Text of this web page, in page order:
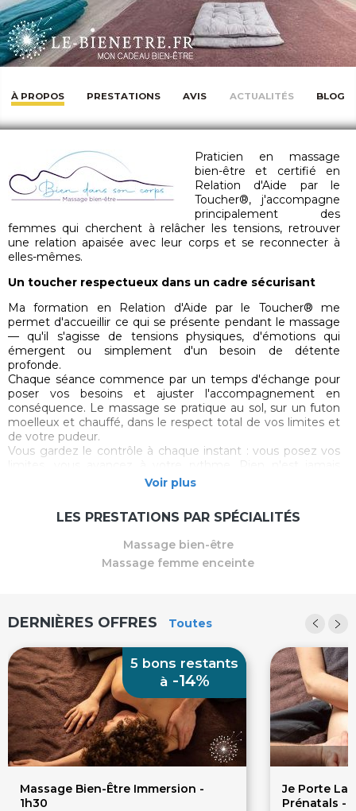
À PROPOS PRESTATIONS AVIS ACTUALITÉS BLOG
Praticien en massage
bien-être et certifié en
Relation d'Aide par le
Toucher®, j'accompagne
principalement des
femmes qui cherchent à relâcher les tensions, retrouver
une relation apaisée avec leur corps et se reconnecter à
elles-mêmes.
Un toucher respectueux dans un cadre sécurisant
Ma formation en Relation d'Aide par le Toucher® me
permet d'accueillir ce qui se présente pendant le massage
— qu'il s'agisse de tensions physiques, d'émotions qui
émergent ou simplement d'un besoin de détente
profonde.
Chaque séance commence par un temps d'échange pour
poser vos besoins et ajuster l'accompagnement en
conséquence. Le massage se pratique au sol, sur un futon
moelleux et chauffé, dans le respect total de vos limites et
de votre pudeur.
Vous gardez le contrôle à chaque instant : vous posez vos
respecte une déontologie stricte centrée sur le
consentement, la sécurité et la confidentialité. Mon
parcours inclut la danse, le travail sur la respiration et la
respect du rythme de chaque personne.
Voir plus
LES PRESTATIONS PAR SPÉCIALITÉS
Massage bien-être
Massage femme enceinte
DERNIÈRES OFFRES Toutes
Massage Bien-Être Immersion -
1h30
5 bons restants
à -14%
Je Porte La
Prénatals -